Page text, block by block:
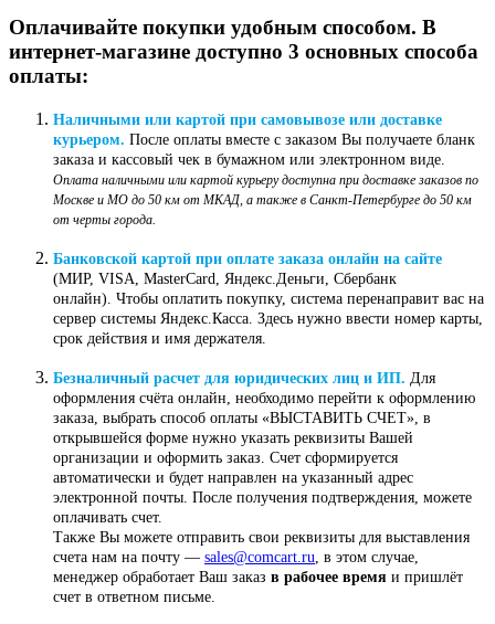
Оплачивайте покупки удобным способом. В
интернет-магазине доступно 3 основных способа
оплаты:
Наличными или картой при самовывозе или доставке
курьером. После оплаты вместе с заказом Вы получаете бланк
заказа и кассовый чек в бумажном или электронном виде.
Оплата наличными или картой курьеру доступна при доставке заказов по
Москве и МО до 50 км от МКАД, а также в Санкт-Петербурге до 50 км
от черты города.
Банковской картой при оплате заказа онлайн на сайте
(МИР, VISA, MasterCard, Яндекс.Деньги, Сбербанк
онлайн). Чтобы оплатить покупку, система перенаправит вас на
сервер системы Яндекс.Касса. Здесь нужно ввести номер карты,
срок действия и имя держателя.
Безналичный расчет для юридических лиц и ИП. Для
оформления счёта онлайн, необходимо перейти к оформлению
заказа, выбрать способ оплаты «ВЫСТАВИТЬ СЧЕТ», в
открывшейся форме нужно указать реквизиты Вашей
организации и оформить заказ. Счет сформируется
автоматически и будет направлен на указанный адрес
электронной почты. После получения подтверждения, можете
оплачивать счет.
Также Вы можете отправить свои реквизиты для выставления
счета нам на почту — sales@comcart.ru , в этом случае,
менеджер обработает Ваш заказ в рабочее время и пришлёт
счет в ответном письме.